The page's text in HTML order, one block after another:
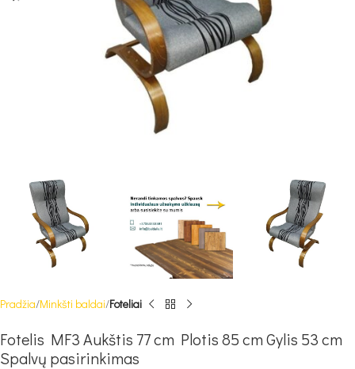
Pradžia Minkšti baldai Foteliai
Fotelis MF3 Aukštis 77 cm Plotis 85 cm Gylis 53 cm
Spalvų pasirinkimas